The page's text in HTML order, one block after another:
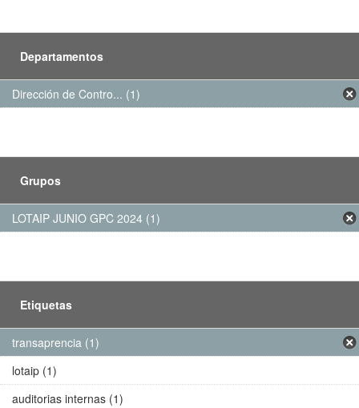
Departamentos
Dirección de Contro... (1)
Grupos
LOTAIP JUNIO GPC 2024 (1)
Etiquetas
transaprencia (1)
lotaip (1)
auditorias internas (1)